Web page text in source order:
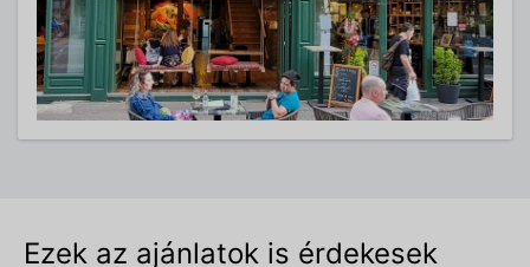
Ezek az ajánlatok is érdekesek